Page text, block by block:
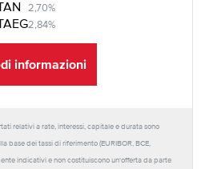
2,70%
2,84%
informazioni
relativi a rate, interessi, capitale e durata sono
base dei tassi di riferimento (EURIBOR, BCE,
indicativi e non costituiscono un'offerta da parte